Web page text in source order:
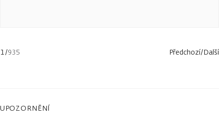
1/935 Předchozí/Další
UPOZORNĚNÍ